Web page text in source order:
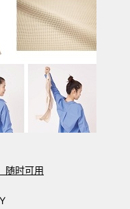
随时可用